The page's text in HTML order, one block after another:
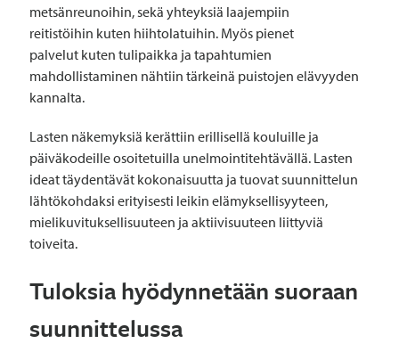
metsänreunoihin, sekä yhteyksiä laajempiin
reitistöihin kuten hiihtolatuihin. Myös pienet
palvelut kuten tulipaikka ja tapahtumien
mahdollistaminen nähtiin tärkeinä puistojen elävyyden
kannalta.
Lasten näkemyksiä kerättiin erillisellä kouluille ja
päiväkodeille osoitetuilla unelmointitehtävällä. Lasten
ideat täydentävät kokonaisuutta ja tuovat suunnittelun
lähtökohdaksi erityisesti leikin elämyksellisyyteen,
mielikuvituksellisuuteen ja aktiivisuuteen liittyviä
toiveita.
Tuloksia hyödynnetään suoraan
suunnittelussa